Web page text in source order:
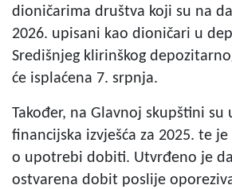
dioničarima društva koji su na
2026. upisani kao dioničari u
Središnjeg klirinškog
će isplaćena 7. srpnja.
Također, na Glavnoj skupštini su
financijska izvješća za 2025. te
o upotrebi dobiti. Utvrđeno je
ostvarena dobit poslije